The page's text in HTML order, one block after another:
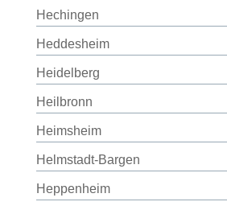
Hechingen
Heddesheim
Heidelberg
Heilbronn
Heimsheim
Helmstadt-Bargen
Heppenheim